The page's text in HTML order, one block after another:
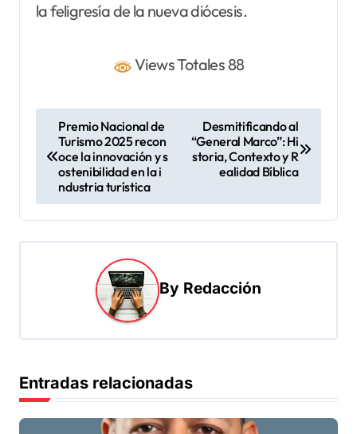
la feligresía de la nueva diócesis.
Views Totales 88
e
g
d
e
Premio Nacional de
Turismo 2025 recon
oce la innovación y s
ostenibilidad en la i
ndustria turística
Desmitificando al
“General Marco”: Hi
storia, Contexto y R
ealidad Bíblica
By Redacción
Entradas relacionadas